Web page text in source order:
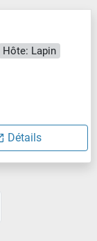
Hôte: Lapin
Détails